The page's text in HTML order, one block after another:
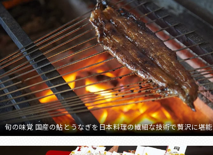
旬の味覚 国産の鮎とうなぎを日本料理の繊細な技術で贅沢に堪能